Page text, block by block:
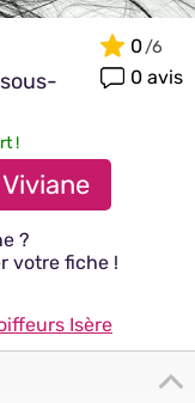
0
0 avis
!
?
votre fiche !
Isère